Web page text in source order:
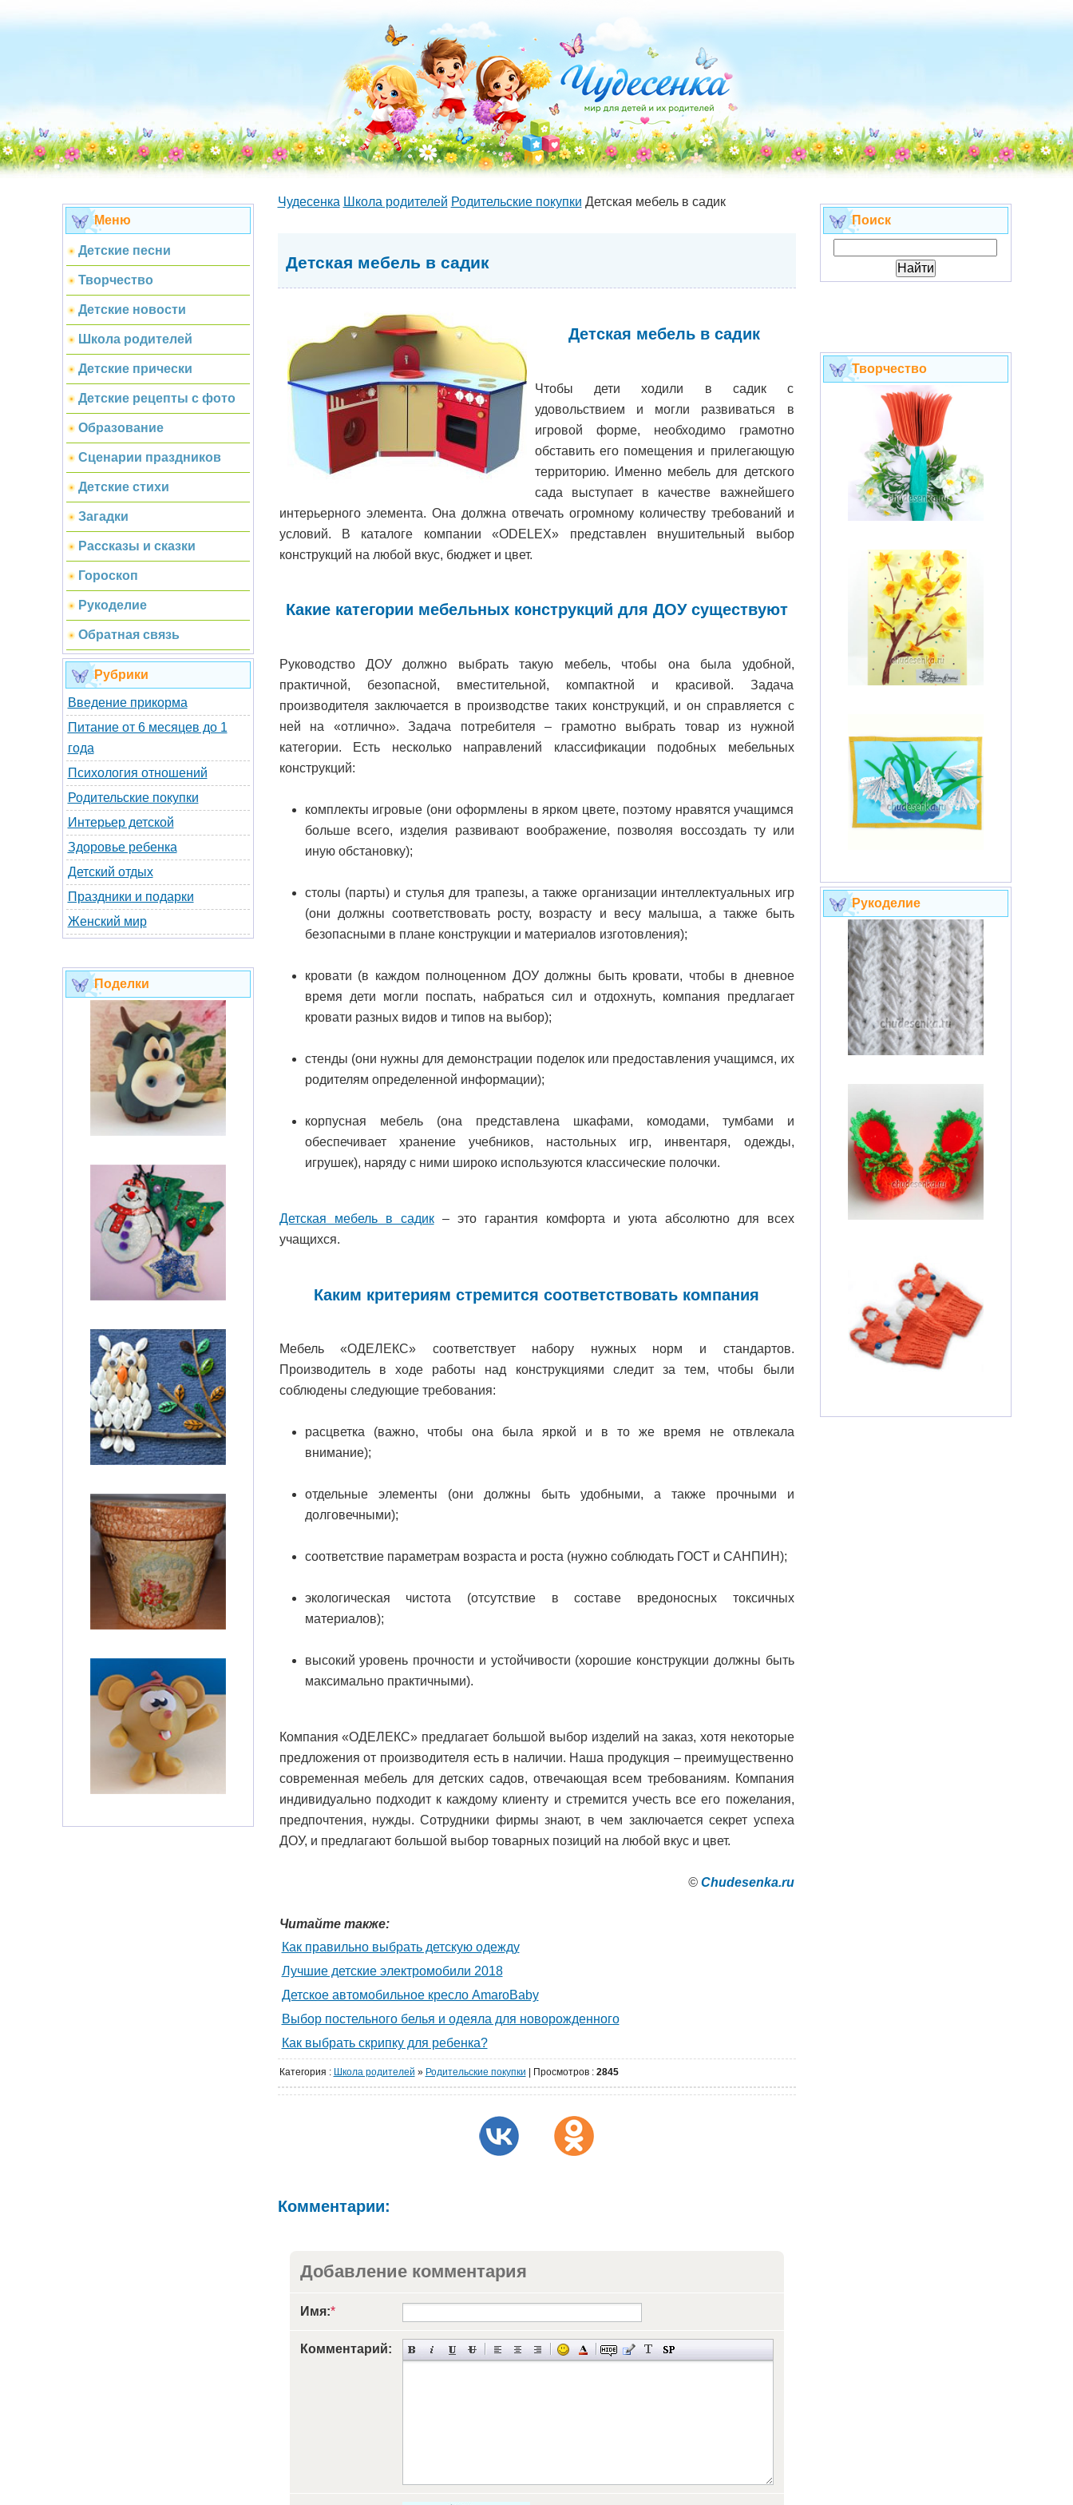
Меню
Детские песни
Творчество
Детские новости
Школа родителей
Детские прически
Детские рецепты с фото
Образование
Сценарии праздников
Детские стихи
Загадки
Рассказы и сказки
Гороскоп
Рукоделие
Обратная связь
Рубрики
Введение прикорма
Питание от 6 месяцев до 1
года
Психология отношений
Родительские покупки
Интерьер детской
Здоровье ребенка
Детский отдых
Праздники и подарки
Женский мир
Поделки
Чудесенка Школа родителей Родительские покупки Детская мебель в садик
Детская мебель в садик
Детская мебель в садик
Чтобы дети ходили в садик с
удовольствием и могли развиваться в
игровой форме, необходимо грамотно
обставить его помещения и прилегающую
территорию. Именно мебель для детского
сада выступает в качестве важнейшего
интерьерного элемента. Она должна отвечать огромному количеству требований и
условий. В каталоге компании «ODELEX» представлен внушительный выбор
конструкций на любой вкус, бюджет и цвет.
Какие категории мебельных конструкций для ДОУ существуют
Руководство ДОУ должно выбрать такую мебель, чтобы она была удобной,
практичной, безопасной, вместительной, компактной и красивой. Задача
производителя заключается в производстве таких конструкций, и он справляется с
ней на «отлично». Задача потребителя – грамотно выбрать товар из нужной
категории. Есть несколько направлений классификации подобных мебельных
конструкций:
комплекты игровые (они оформлены в ярком цвете, поэтому нравятся учащимся
больше всего, изделия развивают воображение, позволяя воссоздать ту или
иную обстановку);
столы (парты) и стулья для трапезы, а также организации интеллектуальных игр
(они должны соответствовать росту, возрасту и весу малыша, а также быть
безопасными в плане конструкции и материалов изготовления);
кровати (в каждом полноценном ДОУ должны быть кровати, чтобы в дневное
время дети могли поспать, набраться сил и отдохнуть, компания предлагает
кровати разных видов и типов на выбор);
стенды (они нужны для демонстрации поделок или предоставления учащимся, их
родителям определенной информации);
корпусная мебель (она представлена шкафами, комодами, тумбами и
обеспечивает хранение учебников, настольных игр, инвентаря, одежды,
игрушек), наряду с ними широко используются классические полочки.
Детская мебель в садик– это гарантия комфорта и уюта абсолютно для всех
учащихся.
Каким критериям стремится соответствовать компания
Мебель «ОДЕЛЕКС» соответствует набору нужных норм и стандартов.
Производитель в ходе работы над конструкциями следит за тем, чтобы были
соблюдены следующие требования:
расцветка (важно, чтобы она была яркой и в то же время не отвлекала
внимание);
отдельные элементы (они должны быть удобными, а также прочными и
долговечными);
соответствие параметрам возраста и роста (нужно соблюдать ГОСТ и САНПИН);
экологическая чистота (отсутствие в составе вредоносных токсичных
материалов);
высокий уровень прочности и устойчивости (хорошие конструкции должны быть
максимально практичными).
Компания «ОДЕЛЕКС» предлагает большой выбор изделий на заказ, хотя некоторые
предложения от производителя есть в наличии. Наша продукция – преимущественно
современная мебель для детских садов, отвечающая всем требованиям. Компания
индивидуально подходит к каждому клиенту и стремится учесть все его пожелания,
предпочтения, нужды. Сотрудники фирмы знают, в чем заключается секрет успеха
ДОУ, и предлагают большой выбор товарных позиций на любой вкус и цвет.
© Сhudesenka.ru
Читайте также:
Как правильно выбрать детскую одежду
Лучшие детские электромобили 2018
Детское автомобильное кресло AmaroBaby
Выбор постельного белья и одеяла для новорожденного
Как выбрать скрипку для ребенка?
Категория : Школа родителей » Родительские покупки | Просмотров : 2845
Комментарии:
Добавление комментария
Имя:*
Комментарий:
Поиск
Творчество
Рукоделие